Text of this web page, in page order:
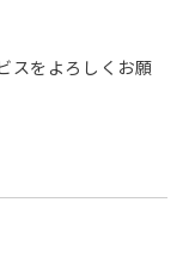
スをよろしくお願